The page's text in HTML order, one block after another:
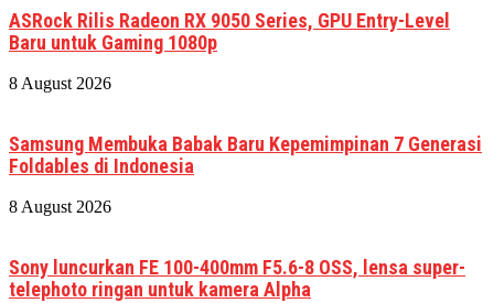
ASRock Rilis Radeon RX 9050 Series, GPU Entry-Level
Baru untuk Gaming 1080p
8 August 2026
Samsung Membuka Babak Baru Kepemimpinan 7 Generasi
Foldables di Indonesia
8 August 2026
Sony luncurkan FE 100-400mm F5.6-8 OSS, lensa super-
telephoto ringan untuk kamera Alpha